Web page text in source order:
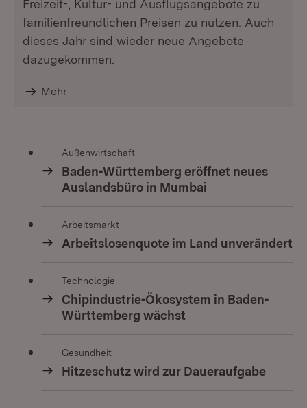
Freizeit-, Kultur- und Ausflugsangebote zu
familienfreundlichen Preisen zu nutzen. Auch
dieses Jahr sind wieder neue Angebote
dazugekommen.
Mehr
Außenwirtschaft
Baden-Württemberg eröffnet neues
Auslandsbüro in Mumbai
Arbeitsmarkt
Arbeitslosenquote im Land unverändert
Technologie
Chipindustrie-Ökosystem in Baden-
Württemberg wächst
Gesundheit
Hitzeschutz wird zur Daueraufgabe